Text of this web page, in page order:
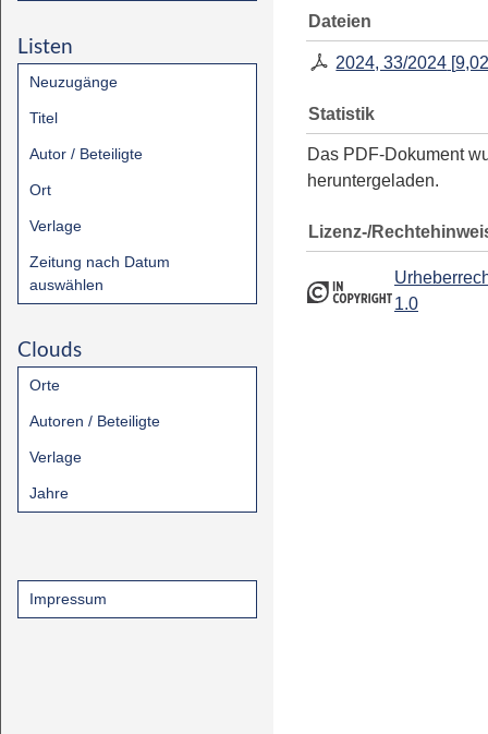
Listen
Neuzugänge
Titel
Autor / Beteiligte
Ort
Verlage
Zeitung nach Datum
auswählen
Clouds
Orte
Autoren / Beteiligte
Verlage
Jahre
Impressum
Dateien
2024, 33/2024 [
Statistik
Das PDF-Dokument
heruntergeladen.
Lizenz-/
1.0